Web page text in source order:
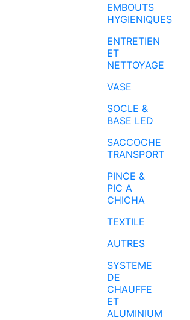
EMBOUTS
HYGIENIQUES
ENTRETIEN
ET
NETTOYAGE
VASE
SOCLE &
BASE LED
SACCOCHE
TRANSPORT
PINCE &
PIC A
CHICHA
TEXTILE
AUTRES
SYSTEME
DE
CHAUFFE
ET
ALUMINIUM